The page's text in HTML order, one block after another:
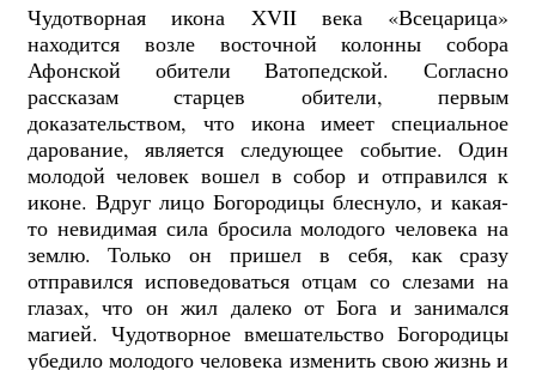
Чудотворная икона XVII века «Всецарица»
находится возле восточной колонны собора
Афонской обители Ватопедской. Согласно
рассказам старцев обители, первым
доказательством, что икона имеет специальное
дарование, является следующее событие. Один
молодой человек вошел в собор и отправился к
иконе. Вдруг лицо Богородицы блеснуло, и какая-
то невидимая сила бросила молодого человека на
землю. Только он пришел в себя, как сразу
отправился исповедоваться отцам со слезами на
глазах, что он жил далеко от Бога и занимался
магией. Чудотворное вмешательство Богородицы
убедило молодого человека изменить свою жизнь и